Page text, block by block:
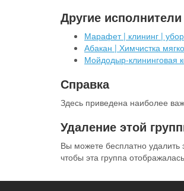
Другие исполнители
Марафет | клининг |
Абакан | Химчистка
Мойдодыр-клининговая
Справка
Здесь приведена наиболее
Удаление этой
Вы можете бесплатно удалить
чтобы эта группа